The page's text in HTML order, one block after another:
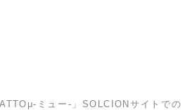
ミュー-」SOLCIONサイトでの